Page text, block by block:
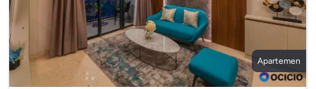
Apartemen